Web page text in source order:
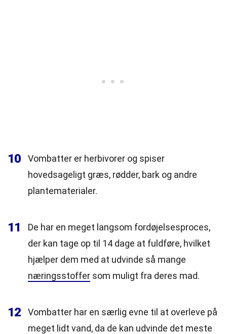
10
Vombatter er herbivorer og spiser
hovedsageligt græs, rødder, bark og andre
plantematerialer.
11
De har en meget langsom fordøjelsesproces,
der kan tage op til 14 dage at fuldføre, hvilket
hjælper dem med at udvinde så mange
næringsstoffer som muligt fra deres mad.
12
Vombatter har en særlig evne til at overleve på
meget lidt vand, da de kan udvinde det meste